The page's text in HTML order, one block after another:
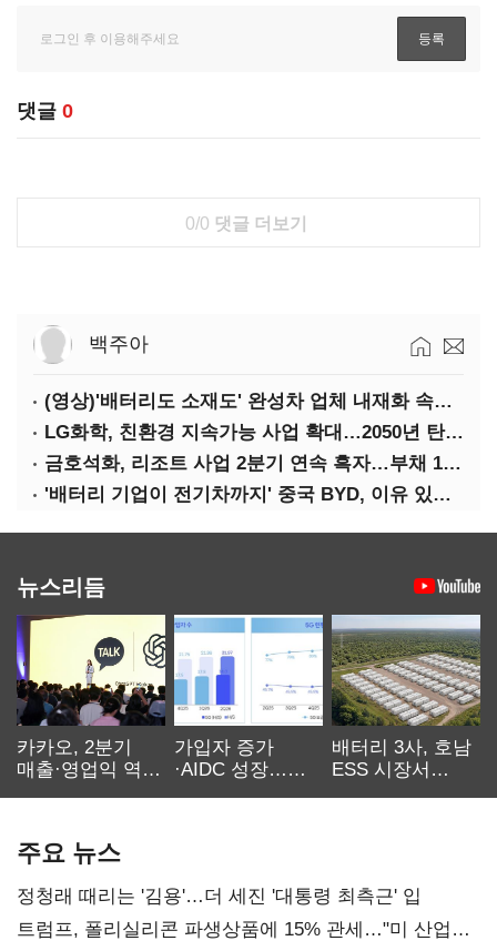
댓글 0
0/0 댓글 더보기
백주아
(영상)'배터리도 소재도' 완성차 업체 내재화 속도낸다
LG화학, 친환경 지속가능 사업 확대…2050년 탄소중립 달성
금호석화, 리조트 사업 2분기 연속 흑자…부채 170%↓
'배터리 기업이 전기차까지' 중국 BYD, 이유 있는 선전
뉴스리듬
카카오, 2분기
매출·영업익 역대
가입자 증가
·AIDC 성장…
배터리 3사, 호남
ESS 시장서
주요 뉴스
정청래 때리는 '김용'…더 세진 '대통령 최측근' 입
트럼프, 폴리실리콘 파생상품에 15% 관세…"미 산업